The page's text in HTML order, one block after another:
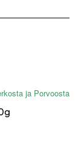
ja Porvoosta